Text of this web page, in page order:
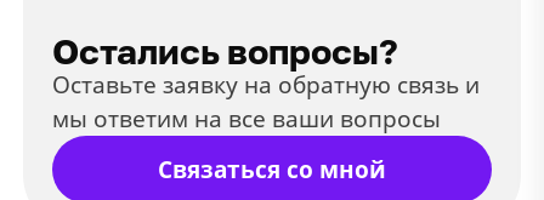
Остались вопросы?
Оставьте заявку на обратную связь и
мы ответим на все ваши вопросы
Связаться со мной